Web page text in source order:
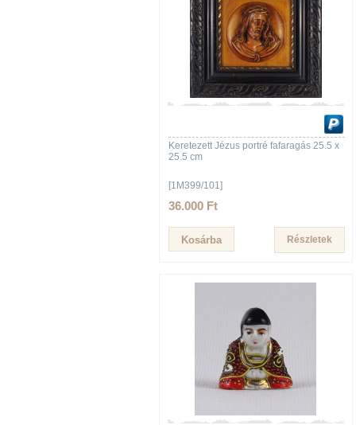
Keretezett Jézus portré fafaragás 25.5 x
25.5 cm
[1M399/101]
36.000 Ft
Részletek